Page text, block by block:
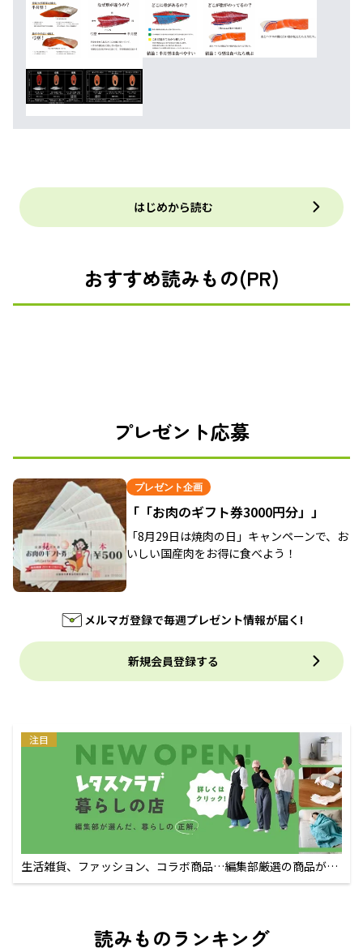
はじめから読む
おすすめ読みもの(PR)
プレゼント応募
プレゼント企画
「「お肉のギフト券3000円分」」
「8月29日は焼肉の日」キャンペーンで、お
いしい国産肉をお得に食べよう！
メルマガ登録で毎週プレゼント情報が届く!
新規会員登録する
注目
生活雑貨、ファッション、コラボ商品…編集部厳選の商品が買
えるECサイト
読みものランキング